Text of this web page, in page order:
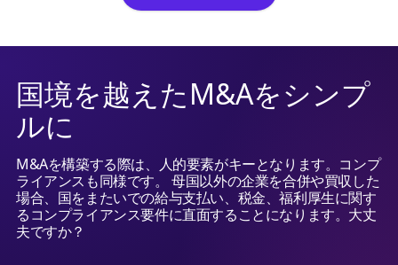
国境を越えたM&Aをシンプ
ルに
M&Aを構築する際は、人的要素がキーとなります。コンプ
ライアンスも同様です。 母国以外の企業を合併や買収した
場合、国をまたいでの給与支払い、税金、福利厚生に関す
るコンプライアンス要件に直面することになります。大丈
夫ですか？